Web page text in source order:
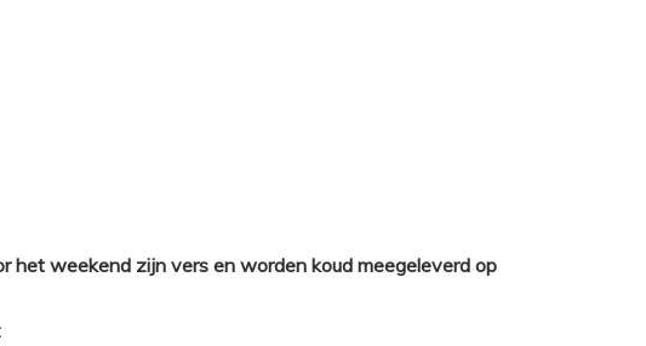
het weekend zijn vers en worden koud meegeleverd op